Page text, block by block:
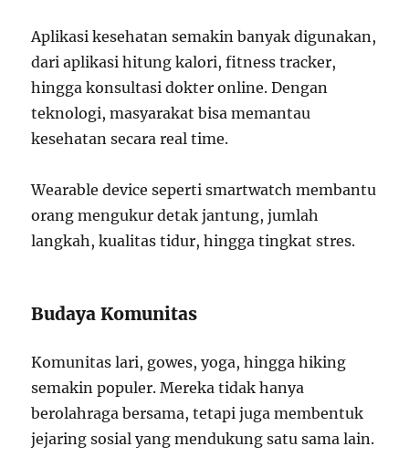
Aplikasi kesehatan semakin banyak digunakan,
dari aplikasi hitung kalori, fitness tracker,
hingga konsultasi dokter online. Dengan
teknologi, masyarakat bisa memantau
kesehatan secara real time.
Wearable device seperti smartwatch membantu
orang mengukur detak jantung, jumlah
langkah, kualitas tidur, hingga tingkat stres.
Budaya Komunitas
Komunitas lari, gowes, yoga, hingga hiking
semakin populer. Mereka tidak hanya
berolahraga bersama, tetapi juga membentuk
jejaring sosial yang mendukung satu sama lain.